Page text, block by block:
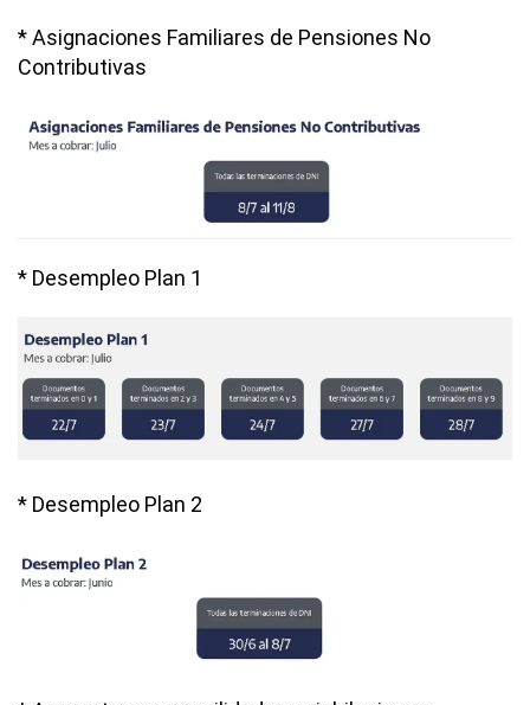
* Asignaciones Familiares de Pensiones No
Contributivas
* Desempleo Plan 1
* Desempleo Plan 2